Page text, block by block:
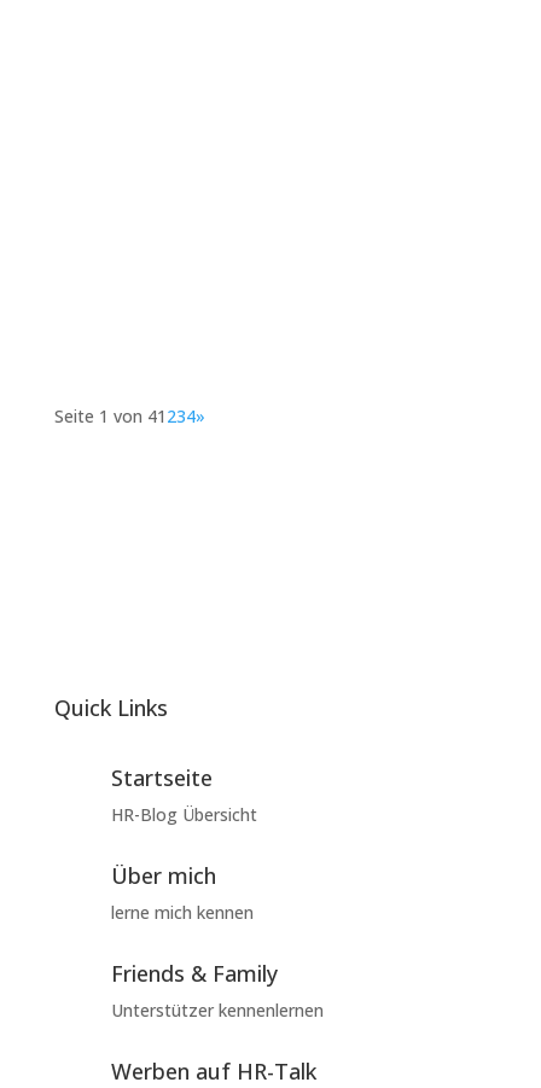
Seite 1 von 41 234»
Quick Links
Startseite
HR-Blog Übersicht
Über mich
lerne mich kennen
Friends & Family
Unterstützer kennenlernen
Werben auf HR-Talk